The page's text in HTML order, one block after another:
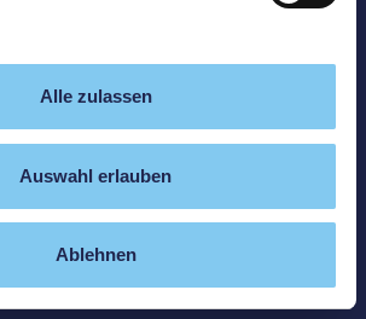
Alle zulassen
Auswahl erlauben
Ablehnen